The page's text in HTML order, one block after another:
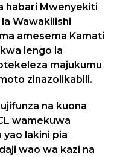
habari Mwenyekiti
Wawakilishi
amesema Kamati
lengo la
majukumu
zinazolikabili.
na kuona
wamekuwa
lakini pia
wao wa kazi na